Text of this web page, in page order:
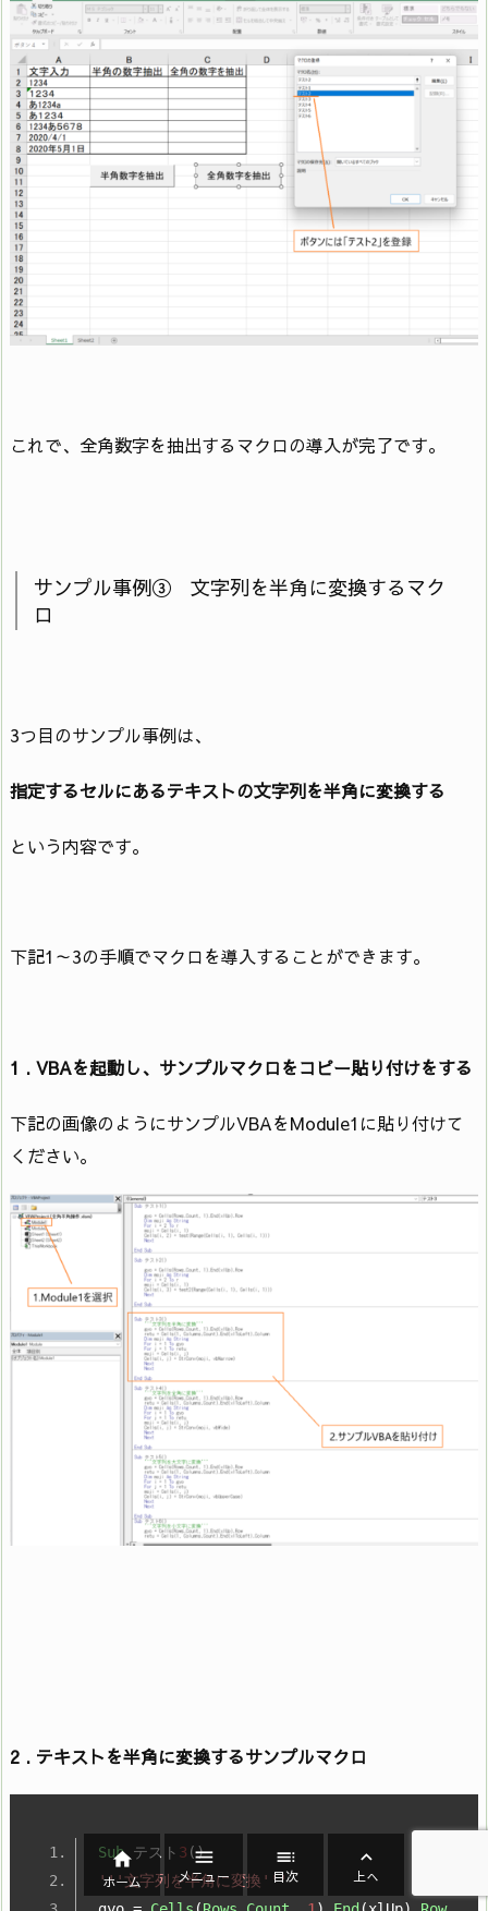
これで、全角数字を抽出するマクロの導入が完了です。
サンプル事例③ 文字列を半角に変換するマク
ロ
3つ目のサンプル事例は、
指定するセルにあるテキストの文字列を半角に変換する
という内容です。
下記1～3の手順でマクロを導入することができます。
1 . VBAを起動し、サンプルマクロをコピー貼り付けをする
下記の画像のようにサンプルVBAをModule1に貼り付けて
ください。
2 . テキストを半角に変換するサンプルマクロ
Sub テスト 3 ()
'''文字列を半角に変換'''

ホーム

メニュー

目次

上へ